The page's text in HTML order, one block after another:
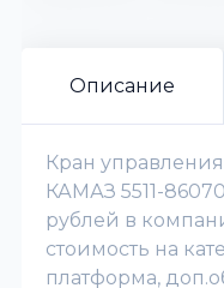
Описание
Кран
КАМАЗ 5511-
рублей в
стоимость на
платформа,